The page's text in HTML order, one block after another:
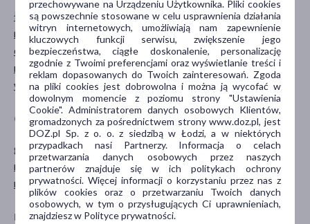
łagodzące
nawilżające
odżywcze
regenerujące
wzmacniające
podrażnienie
suchość
GŁÓWNY SKŁADNIK
granat
malina
masło Shea
CZĘŚĆ CIAŁA
skóra
szyja
twarz
PORA STOSOWANIA RODZAJ SKÓRY
przechowywane na Urządzeniu Użytkownika. Pliki cookies
są powszechnie stosowane w celu usprawnienia działania
witryn internetowych, umożliwiają nam zapewnienie
kluczowych funkcji serwisu, zwiększenie jego
bezpieczeństwa, ciągłe doskonalenie, personalizację
zgodnie z Twoimi preferencjami oraz wyświetlanie treści i
reklam dopasowanych do Twoich zainteresowań. Zgoda
na pliki cookies jest dobrowolna i można ją wycofać w
dowolnym momencie z poziomu strony "Ustawienia
Cookie". Administratorem danych osobowych Klientów,
gromadzonych za pośrednictwem strony www.doz.pl, jest
DOZ.pl Sp. z o. o. z siedzibą w Łodzi, a w niektórych
przypadkach nasi Partnerzy. Informacja o celach
przetwarzania danych osobowych przez naszych
partnerów znajduje się w ich politykach ochrony
prywatności. Więcej informacji o korzystaniu przez nas z
plików cookies oraz o przetwarzaniu Twoich danych
osobowych, w tym o przysługujących Ci uprawnieniach,
znajdziesz w Polityce prywatności.